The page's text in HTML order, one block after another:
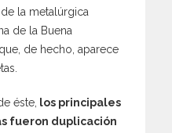
la metalúrgica
de la Buena
de hecho, aparece
éste, los principales
fueron duplicación